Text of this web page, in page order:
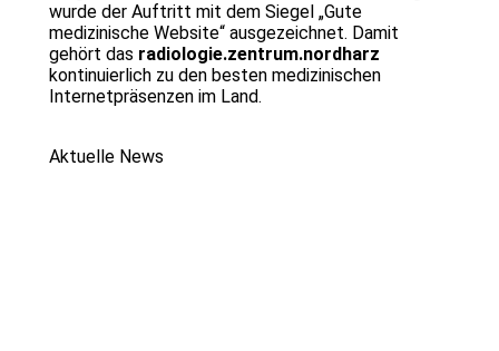
wurde der Auftritt mit dem Siegel „Gute
medizinische Website“ ausgezeichnet. Damit
gehört das radiologie.zentrum.nordharz
kontinuierlich zu den besten medizinischen
Internetpräsenzen im Land.
Aktuelle News